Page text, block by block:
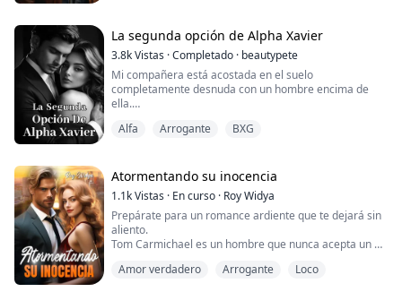
tiene que sufrir sus pesadillas.
Por casualidad se reencuentran y el vín...
La segunda opción de Alpha Xavier
3.8kVistas ·Completado · beautypete
Mi compañera está acostada en el suelo
completamente desnuda con un hombre encima de
ella.
"Has sido nada más que un compañero egoísta. Todo
Mi compañera dijo mientras me señalaba con un dedo
acusador. Me quedé inmóvil y la miré con asombro. No
puedo creer que esta mujer sea la persona con la que
he estado compart...
Alfa Arrogante BXG
Atormentando su inocencia
1.1kVistas · En curso · Roy Widya
Prepárate para un romance ardiente que te dejará sin
aliento.
Tom Carmichael es un hombre que nunca acepta un no
cautivadora Whatson. Le ofrece una propuesta
Amor verdadero Arrogante Loco